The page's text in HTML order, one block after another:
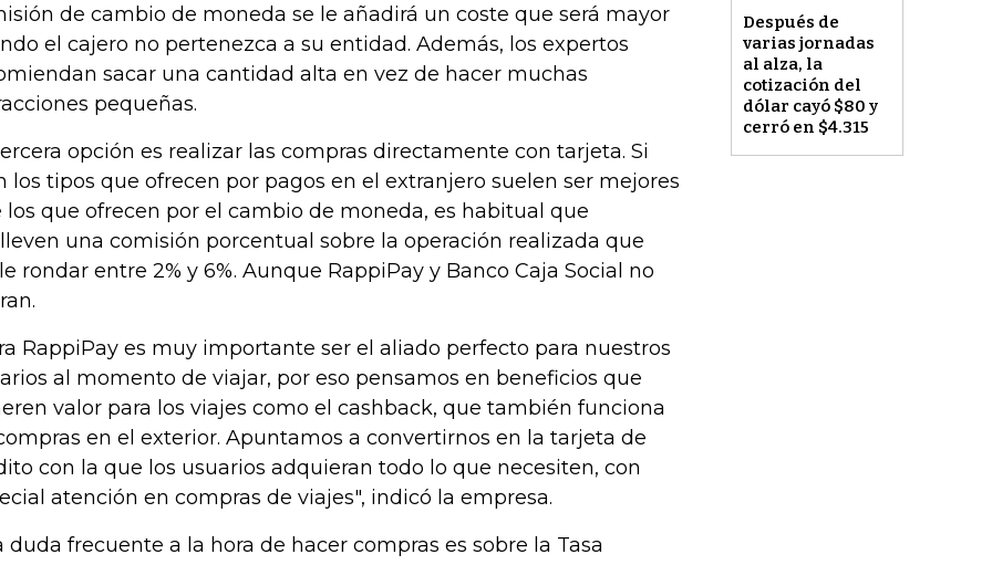
Después de
varias jornadas
al alza, la
cotización del
dólar cayó $80 y
cerró en $4.315
de cambio de moneda se le añadirá un coste que será mayor
el cajero no pertenezca a su entidad. Además, los expertos
sacar una cantidad alta en vez de hacer muchas
pequeñas.
opción es realizar las compras directamente con tarjeta. Si
los tipos que ofrecen por pagos en el extranjero suelen ser mejores
los que ofrecen por el cambio de moneda, es habitual que
una comisión porcentual sobre la operación realizada que
rondar entre 2% y 6%. Aunque RappiPay y Banco Caja Social no
RappiPay es muy importante ser el aliado perfecto para nuestros
al momento de viajar, por eso pensamos en beneficios que
valor para los viajes como el cashback, que también funciona
en el exterior. Apuntamos a convertirnos en la tarjeta de
con la que los usuarios adquieran todo lo que necesiten, con
atención en compras de viajes", indicó la empresa.
duda frecuente a la hora de hacer compras es sobre la Tasa